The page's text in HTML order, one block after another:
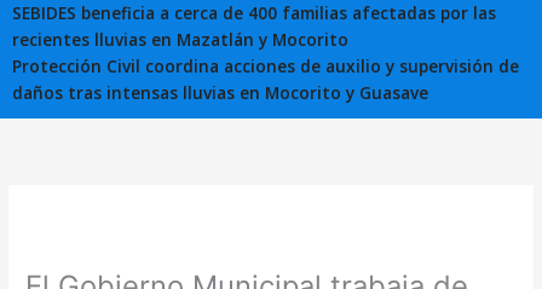
SEBIDES beneficia a cerca de 400 familias afectadas por las
recientes lluvias en Mazatlán y Mocorito
Protección Civil coordina acciones de auxilio y supervisión de
daños tras intensas lluvias en Mocorito y Guasave